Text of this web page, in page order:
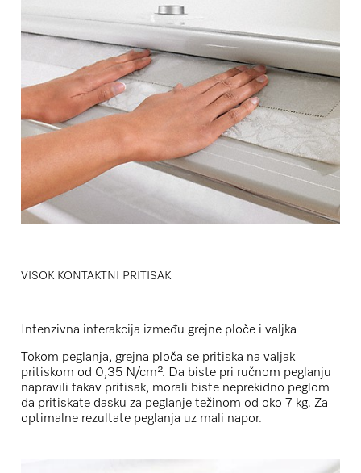
VISOK KONTAKTNI PRITISAK
Intenzivna interakcija između grejne ploče i valjka
Tokom peglanja, grejna ploča se pritiska na valjak
pritiskom od 0,35 N/cm². Da biste pri ručnom peglanju
napravili takav pritisak, morali biste neprekidno peglom
da pritiskate dasku za peglanje težinom od oko 7 kg. Za
optimalne rezultate peglanja uz mali napor.